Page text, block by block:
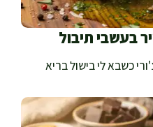
בעשבי תיבול
כשבא לי בישול בריא